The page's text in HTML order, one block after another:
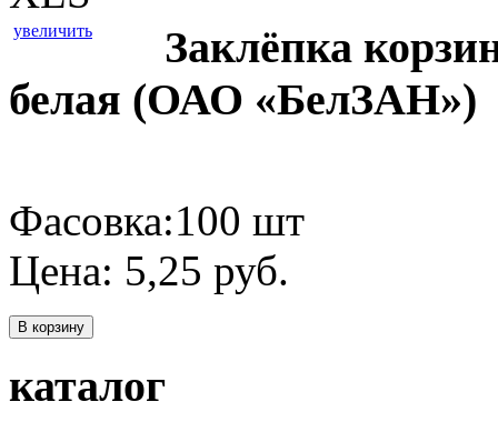
увеличить
Заклёпка
белая (ОАО «БелЗАН»)
Фасовка:100 шт
Цена: 5,25 руб.
В корзину
каталог